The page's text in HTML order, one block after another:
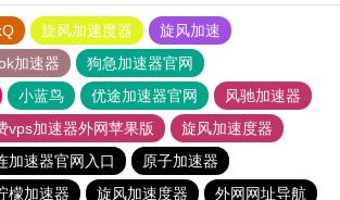
旋风加速度器
旋风加速
加速器
狗急加速器官网
小蓝鸟 优途加速器官网
风驰加速器
vps加速器外网苹果版
旋风加速度器
加速器官网入口
原子加速器
檬加速器 旋风加速度器 外网网址导航